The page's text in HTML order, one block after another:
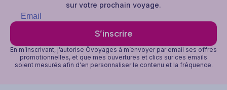
sur votre prochain voyage.
S’inscrire
En m’inscrivant, j’autorise Ôvoyages à m’envoyer par email ses offres
promotionnelles, et que mes ouvertures et clics sur ces emails
soient mesurés afin d'en personnaliser le contenu et la fréquence.